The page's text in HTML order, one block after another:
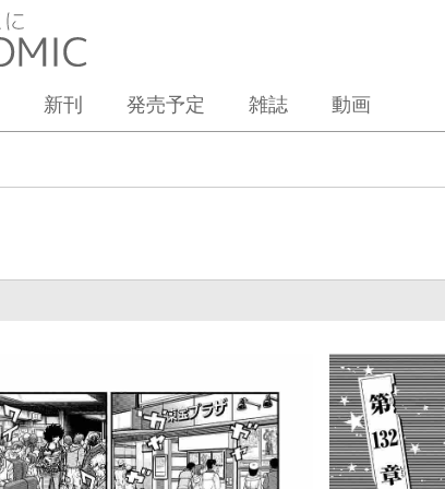
新刊 発売予定 雑誌 動画